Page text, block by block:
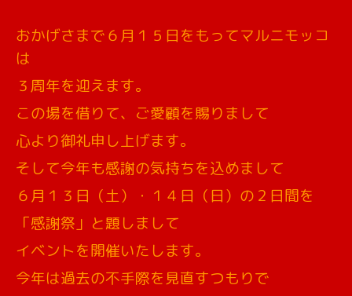
おかげさまで６月１５日をもってマルニモッコ
は
３周年を迎えます。
この場を借りて、ご愛顧を賜りまして
心より御礼申し上げます。
そして今年も感謝の気持ちを込めまして
６月１３日（土）・１４日（日）の２日間を
「感謝祭」と題しまして
イベントを開催いたします。
今年は過去の不手際を見直すつもりで